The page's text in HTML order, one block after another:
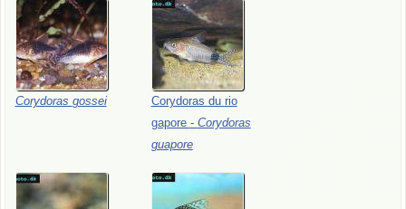
Corydoras gossei Corydoras du rio
gapore - Corydoras
guapore